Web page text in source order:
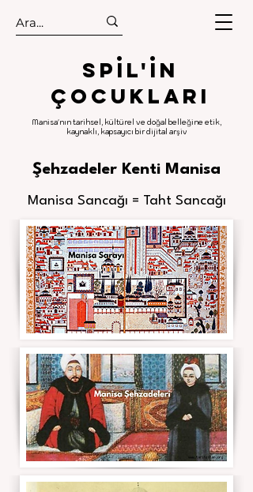
.
.
Spıl'in
Çocukları
Manisa'nın tarihsel, kültürel ve doğal belleğine etik,
kaynaklı, kapsayıcı bir dijital arşiv
Şehzadeler Kenti Manisa
Manisa Sancağı = Taht Sancağı